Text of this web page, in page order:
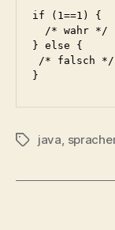
if (1==1) {
  /* wahr */
} else {
/* falsch */
Schlagwörter
java